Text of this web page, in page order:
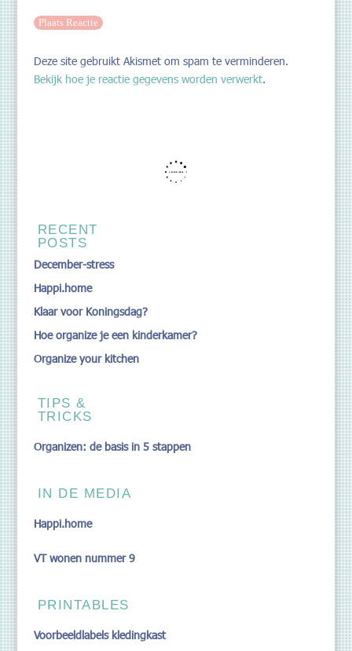
Deze site gebruikt Akismet om spam te verminderen.
Bekijk hoe je reactie gegevens worden verwerkt.
RECENT
POSTS
December-stress
Happi.home
Klaar voor Koningsdag?
Hoe organize je een kinderkamer?
Organize your kitchen
TIPS &
TRICKS
Organizen: de basis in 5 stappen
IN DE MEDIA
Happi.home
VT wonen nummer 9
PRINTABLES
Voorbeeldlabels kledingkast